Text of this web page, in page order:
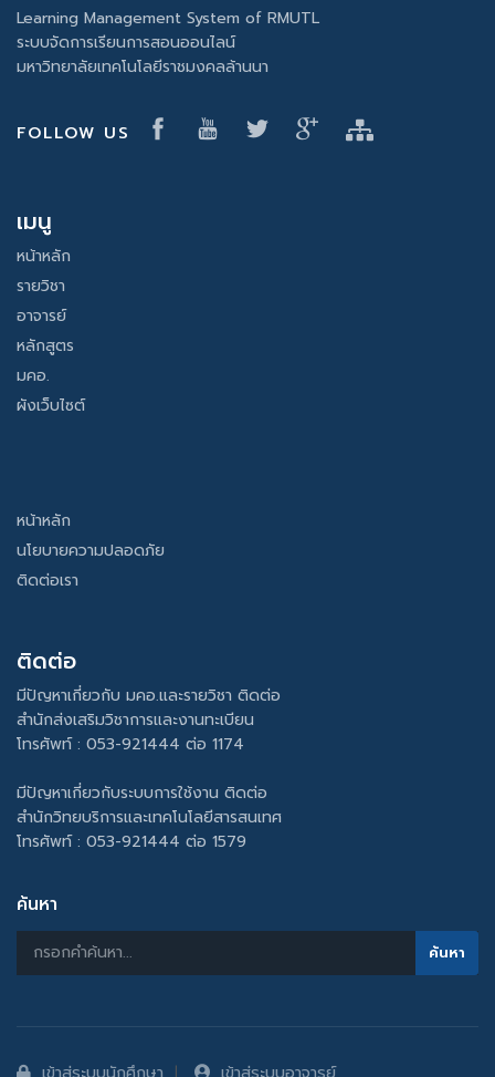
Learning Management System of RMUTL
ระบบจัดการเรียนการสอนออนไลน์
มหาวิทยาลัยเทคโนโลยีราชมงคลล้านนา
FOLLOW US
เมนู
หน้าหลัก
รายวิชา
อาจารย์
หลักสูตร
มคอ.
ผังเว็บไซต์
หน้าหลัก
นโยบายความปลอดภัย
ติดต่อเรา
ติดต่อ
มีปัญหาเกี่ยวกับ มคอ.และรายวิชา ติดต่อ
สำนักส่งเสริมวิชาการและงานทะเบียน
โทรศัพท์ : 053-921444 ต่อ 1174
มีปัญหาเกี่ยวกับระบบการใช้งาน ติดต่อ
สำนักวิทยบริการและเทคโนโลยีสารสนเทศ
โทรศัพท์ : 053-921444 ต่อ 1579
ค้นหา
เข้าสู่ระบบนักศึกษา เข้าสู่ระบบอาจารย์